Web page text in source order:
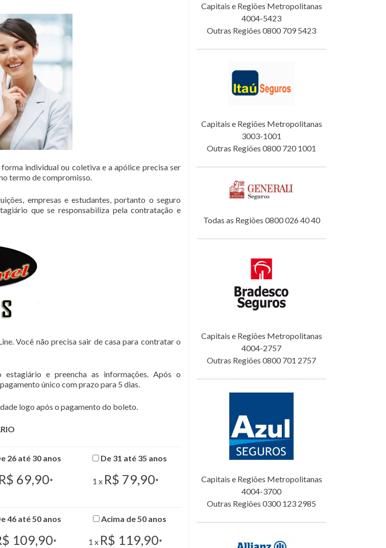
individual ou coletiva e a apólice precisa ser
termo de compromisso.
empresas e estudantes, portanto o seguro
que se responsabiliza pela contratação e
Você não precisa sair de casa para contratar o
e preencha as informações. Após o
único com prazo para 5 dias.
logo após o pagamento do boleto.
26 até 30 anos
R$ 69,90*
De 31 até 35 anos
1 x R$ 79,90*
46 até 50 anos
109,90*
Acima de 50 anos
1 x R$ 119,90*
Capitais e Regiões Metropolitanas
4004-5423
Outras Regiões 0800 709 5423
Capitais e Regiões Metropolitanas
3003-1001
Outras Regiões 0800 720 1001
Todas as Regiões 0800 026 40 40
Capitais e Regiões Metropolitanas
4004-2757
Outras Regiões 0800 701 2757
Capitais e Regiões Metropolitanas
4004-3700
Outras Regiões 0300 123 2985